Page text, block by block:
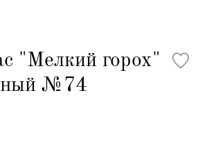
"Мелкий горох"
№74